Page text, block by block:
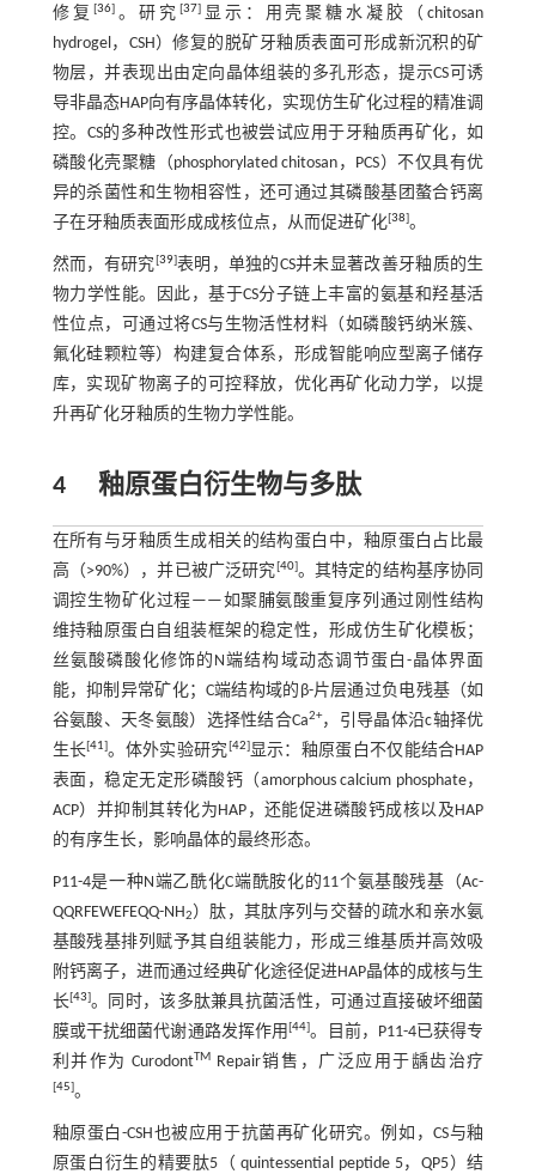
修复 [36]。研究 [37]显示：用壳聚糖水凝胶（chitosan
hydrogel，CSH）修复的脱矿牙釉质表面可形成新沉积的矿
物层，并表现出由定向晶体组装的多孔形态，提示CS可诱
导非晶态HAP向有序晶体转化，实现仿生矿化过程的精准调
控。CS的多种改性形式也被尝试应用于牙釉质再矿化，如
磷酸化壳聚糖（phosphorylated chitosan，PCS）不仅具有优
异的杀菌性和生物相容性，还可通过其磷酸基团螯合钙离
子在牙釉质表面形成成核位点，从而促进矿化[38]。
然而，有研究[39]表明，单独的CS并未显著改善牙釉质的生
物力学性能。因此，基于CS分子链上丰富的氨基和羟基活
性位点，可通过将CS与生物活性材料（如磷酸钙纳米簇、
氟化硅颗粒等）构建复合体系，形成智能响应型离子储存
库，实现矿物离子的可控释放，优化再矿化动力学，以提
升再矿化牙釉质的生物力学性能。
4釉原蛋白衍生物与多肽
在所有与牙釉质生成相关的结构蛋白中，釉原蛋白占比最
高（>90%），并已被广泛研究[40]。其特定的结构基序协同
调控生物矿化过程——如聚脯氨酸重复序列通过刚性结构
维持釉原蛋白自组装框架的稳定性，形成仿生矿化模板；
丝氨酸磷酸化修饰的N端结构域动态调节蛋白-晶体界面
能，抑制异常矿化；C端结构域的β-片层通过负电残基（如
谷氨酸、天冬氨酸）选择性结合Ca2+，引导晶体沿c轴择优
生长[41]。体外实验研究[42]显示：釉原蛋白不仅能结合HAP
表面，稳定无定形磷酸钙（amorphous calcium phosphate，
ACP）并抑制其转化为HAP，还能促进磷酸钙成核以及HAP
的有序生长，影响晶体的最终形态。
P11-4是一种N端乙酰化C端酰胺化的11个氨基酸残基（Ac-
QQRFEWEFEQQ-NH2 ）肽，其肽序列与交替的疏水和亲水氨
基酸残基排列赋予其自组装能力，形成三维基质并高效吸
附钙离子，进而通过经典矿化途径促进HAP晶体的成核与生
长[43]。同时，该多肽兼具抗菌活性，可通过直接破坏细菌
膜或干扰细菌代谢通路发挥作用[44]。目前，P11-4已获得专
利并作为 CurodontTM Repair销售，广泛应用于龋齿治疗
[45]。
釉原蛋白-CSH也被应用于抗菌再矿化研究。例如，CS与釉
原蛋白衍生的精要肽5（ quintessential peptide 5，QP5）结